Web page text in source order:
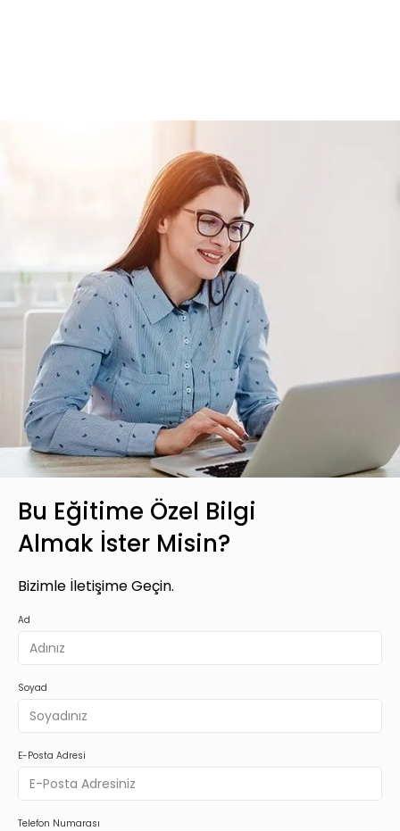
Bu Eğitime Özel Bilgi
Almak İster Misin?
Bizimle İletişime Geçin.
Ad
Soyad
E-Posta Adresi
Telefon Numarası
yöntemleri ile hazırlanmış eğitimleri
Teklif Listeme Ekle